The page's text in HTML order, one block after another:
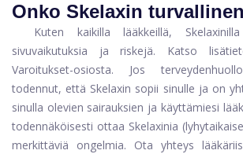
Onko Skelaxin
Kuten kaikilla lääkkeillä,
sivuvaikutuksia ja riskejä. Katso
Varoitukset-osiosta. Jos
todennut, että Skelaxin sopii sinulle ja on
sinulla olevien sairauksien ja käyttämiesi
todennäköisesti ottaa Skelaxinia
merkittäviä ongelmia. Ota yhteys